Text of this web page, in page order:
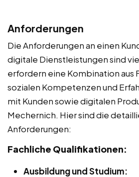
Anforderungen
Die Anforderungen an einen
digitale Dienstleistungen sind
erfordern eine Kombination aus
sozialen Kompetenzen und
mit Kunden sowie digitalen
Mechernich. Hier sind die
Anforderungen:
Fachliche Qualifikationen:
Ausbildung und Studium: